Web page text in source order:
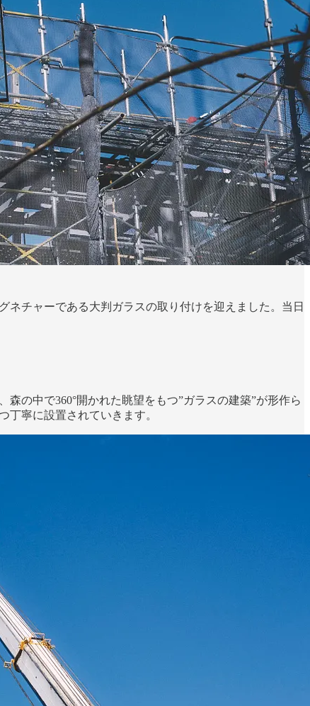
ネチャーである大判ガラスの取り付けを迎えました。当日
の中で360°開かれた眺望をもつ”ガラスの建築”が形作ら
寧に設置されていきます。